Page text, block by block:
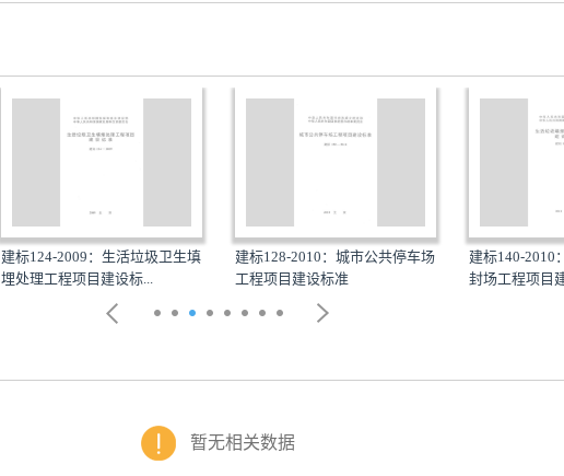
建标124-2009：生活垃圾卫生填
埋处理工程项目建设标...
建标128-2010：城市公共停车场
工程项目建设标准
建标140-2010
封场工程项目
暂无相关数据